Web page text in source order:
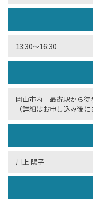
13:30〜16:30
岡山市内 最寄駅から徒
（詳細はお申し込み後
川上 陽子